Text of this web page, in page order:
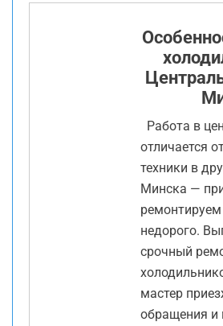
Работа в
отличается
техники в
Минска —
ремонтируем
недорого.
срочный
мастер
обращения